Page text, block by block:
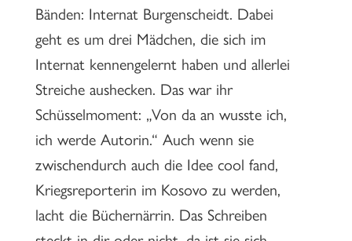
Bänden: Internat Burgenscheidt. Dabei
geht es um drei Mädchen, die sich im
Internat kennengelernt haben und allerlei
Streiche aushecken. Das war ihr
Schüsselmoment: „Von da an wusste ich,
ich werde Autorin.“ Auch wenn sie
zwischendurch auch die Idee cool fand,
Kriegsreporterin im Kosovo zu werden,
lacht die Büchernärrin. Das Schreiben